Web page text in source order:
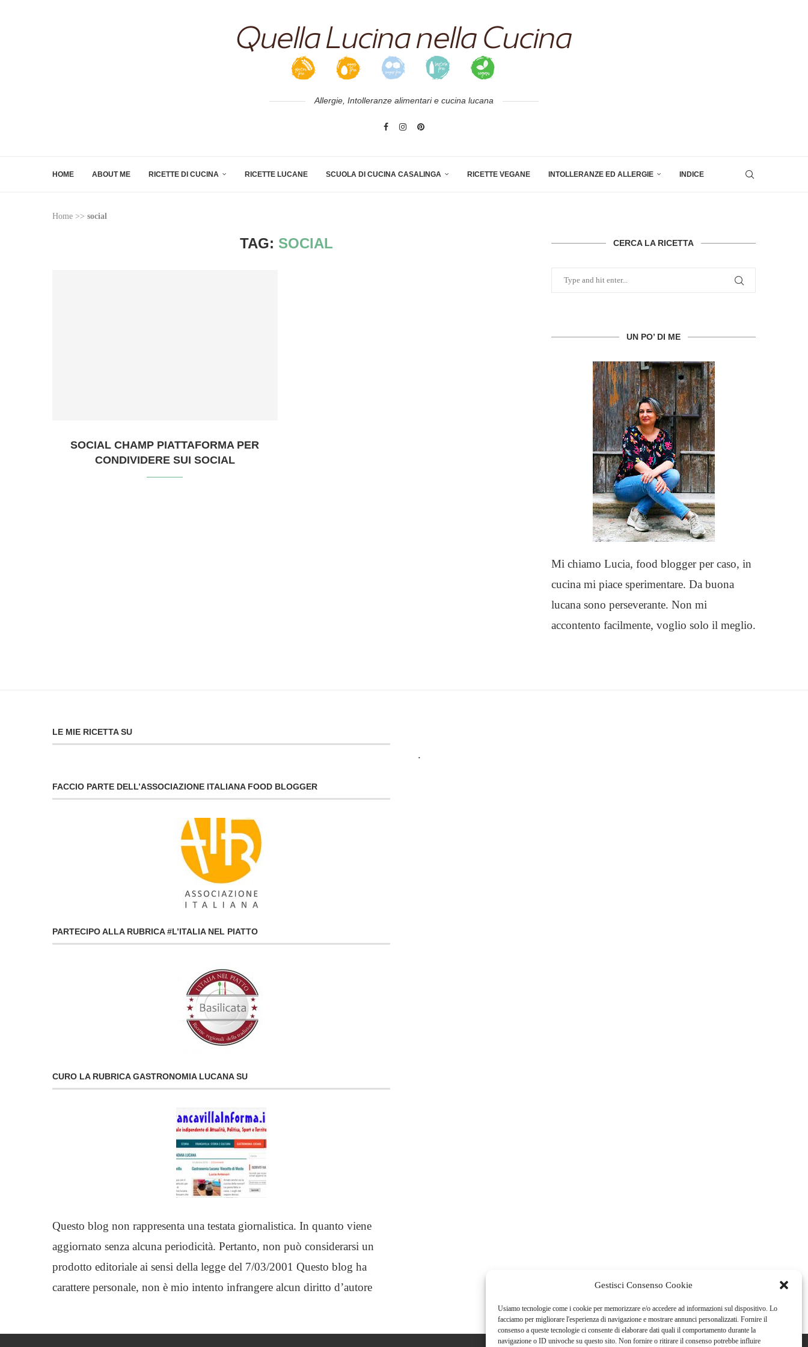
Gestisci Consenso Cookie
Usiamo tecnologie come i cookie per memorizzare e/o accedere ad informazioni sul dispositivo. Lo
facciamo per migliorare l'esperienza di navigazione e mostrare annunci personalizzati. Fornire il
consenso a queste tecnologie ci consente di elaborare dati quali il comportamento durante la
navigazione o ID univoche su questo sito. Non fornire o ritirare il consenso potrebbe influire
Allergie, Intolleranze alimentari e cucina lucana
HOME ABOUT ME RICETTE DI CUCINA RICETTE LUCANE SCUOLA DI CUCINA CASALINGA RICETTE VEGANE INTOLLERANZE ED ALLERGIE INDICE
Home >> social
TAG: SOCIAL
SOCIAL CHAMP PIATTAFORMA PER
CONDIVIDERE SUI SOCIAL
CERCA LA RICETTA
UN PO’ DI ME
Mi chiamo Lucia, food blogger per caso, in
cucina mi piace sperimentare. Da buona
lucana sono perseverante. Non mi
accontento facilmente, voglio solo il meglio.
LE MIE RICETTA SU
FACCIO PARTE DELL’ASSOCIAZIONE ITALIANA FOOD BLOGGER
PARTECIPO ALLA RUBRICA #L’ITALIA NEL PIATTO
CURO LA RUBRICA GASTRONOMIA LUCANA SU
Questo blog non rappresenta una testata giornalistica. In quanto viene
aggiornato senza alcuna periodicità. Pertanto, non può considerarsi un
prodotto editoriale ai sensi della legge del 7/03/2001 Questo blog ha
carattere personale, non è mio intento infrangere alcun diritto d’autore
.